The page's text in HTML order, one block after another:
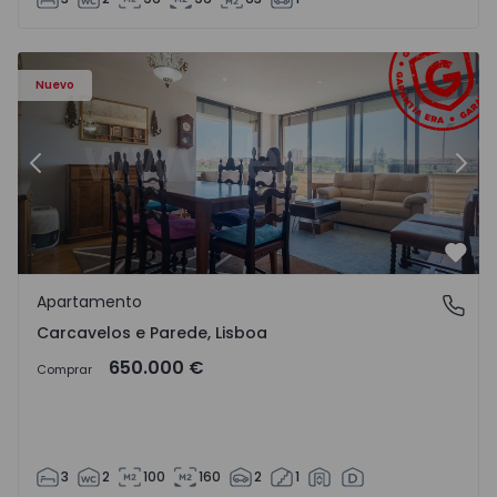
Nuevo
- 20
Apartamento T3 Cascais, Carcavelos e Parede - 1545290 -
Anterior
Carcavelos e Parede, Lisboa
Apartamento
Carcavelos e Parede, Lisboa
Comprar 650.000 €
3 2 100 160 2 1